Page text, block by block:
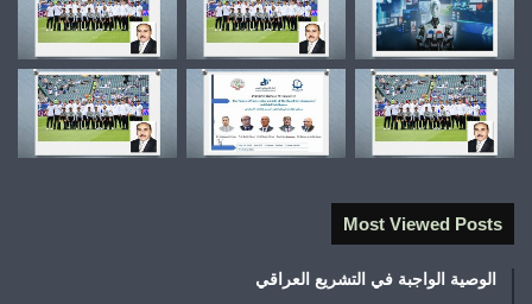
Most Viewed Posts
الوصية الواجبة في التشريع العراقي